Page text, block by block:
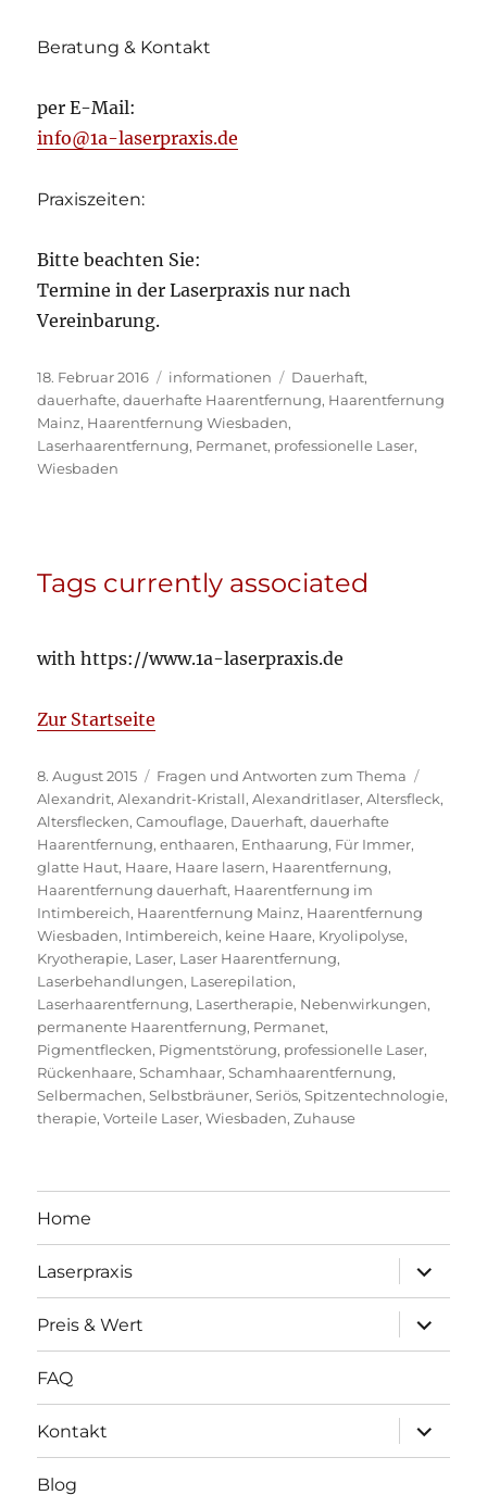
Beratung & Kontakt
per E-Mail:
info@1a-laserpraxis.de
Praxiszeiten:
Bitte beachten Sie:
Termine in der Laserpraxis nur nach
Vereinbarung.
Veröffentlicht
am
18. Februar 2016 Kategorien
informationen Schlagwörter
Dauerhaft,
dauerhafte,dauerhafte Haarentfernung, Haarentfernung
Mainz, Haarentfernung Wiesbaden,
Laserhaarentfernung, Permanet, professionelle Laser,
Wiesbaden
Tags currently associated
with https://www.1a-laserpraxis.de
Zur Startseite
Veröffentlicht
am
8. August 2015 Kategorien
Fragen und Antworten zum Thema
Alexandrit,Alexandrit-Kristall,Alexandritlaser,Altersfleck,
Altersflecken,Camouflage, Dauerhaft,dauerhafte
Haarentfernung,enthaaren, Enthaarung, Für Immer,
glatte Haut, Haare, Haare lasern, Haarentfernung,
Haarentfernung dauerhaft, Haarentfernung im
Intimbereich, Haarentfernung Mainz, Haarentfernung
Wiesbaden, Intimbereich, keine Haare, Kryolipolyse,
Kryotherapie, Laser, Laser Haarentfernung,
Laserbehandlungen, Laserepilation,
Laserhaarentfernung, Lasertherapie, Nebenwirkungen,
permanente Haarentfernung, Permanet,
Pigmentflecken, Pigmentstörung, professionelle Laser,
Rückenhaare,Schamhaar,Schamhaarentfernung,
Selbermachen,Selbstbräuner,Seriös,Spitzentechnologie,
therapie,Vorteile Laser,Wiesbaden,Zuhause
Home
Laserpraxis
öffnen
Preis & Wert
öffnen
FAQ
Kontakt
öffnen
Blog